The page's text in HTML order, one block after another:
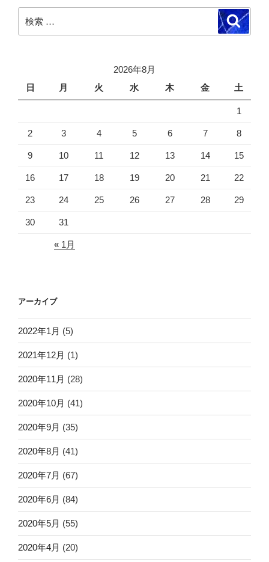
索:
検
索
2026年8月
日
月 火 水 木 金 土
1
2 3 4 5 6 7 8
9 10 11 12 13 14 15
16 17 18 19 20 21 22
23 24 25 26 27 28 29
30 31
« 1月
アーカイブ
2022年1月 (5)
2021年12月 (1)
2020年11月 (28)
2020年10月 (41)
2020年9月 (35)
2020年8月 (41)
2020年7月 (67)
2020年6月 (84)
2020年5月 (55)
2020年4月 (20)